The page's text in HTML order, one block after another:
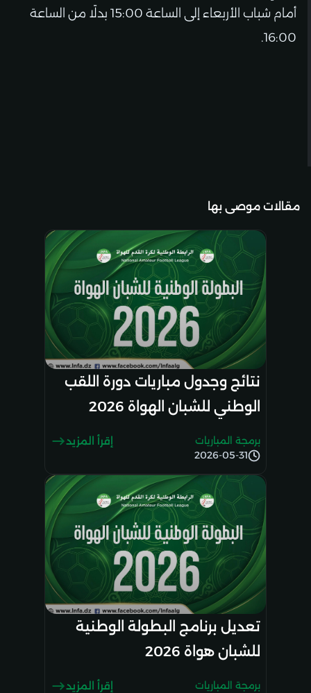
أمام شباب الأربعاء إلى الساعة 15:00 بدلًا من الساعة
16:00.
مقالات موصى بها
نتائج وجدول مباريات دورة اللقب
الوطني للشبان الهواة 2026
2026-05-31
برمجة المباريات إقرأ المزيد
تعديل برنامج البطولة الوطنية
للشبان هواة 2026
برمجة المباريات إقرأ المزيد